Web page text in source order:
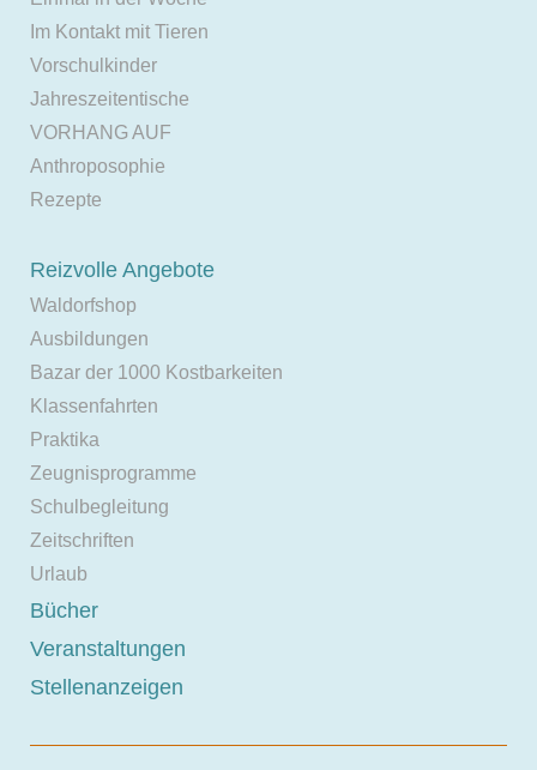
Im Kontakt mit Tieren
Vorschulkinder
Jahreszeitentische
VORHANG AUF
Anthroposophie
Rezepte
Reizvolle Angebote
Waldorfshop
Ausbildungen
Bazar der 1000 Kostbarkeiten
Klassenfahrten
Praktika
Zeugnisprogramme
Schulbegleitung
Zeitschriften
Urlaub
Bücher
Veranstaltungen
Stellenanzeigen